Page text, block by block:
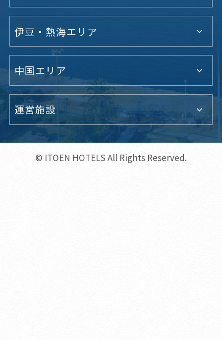
伊豆・熱海エリア
中国エリア
運営施設
© ITOEN HOTELS All Rights Reserved.